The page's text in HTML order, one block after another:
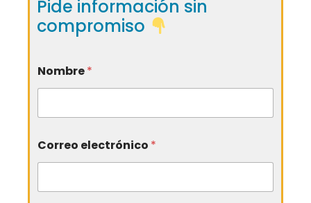
Pide información sin
compromiso
Nombre*
Correo electrónico *